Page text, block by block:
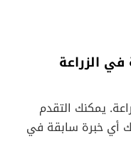
الزراعة
يمكنك التقدم
أي خبرة سابقة في